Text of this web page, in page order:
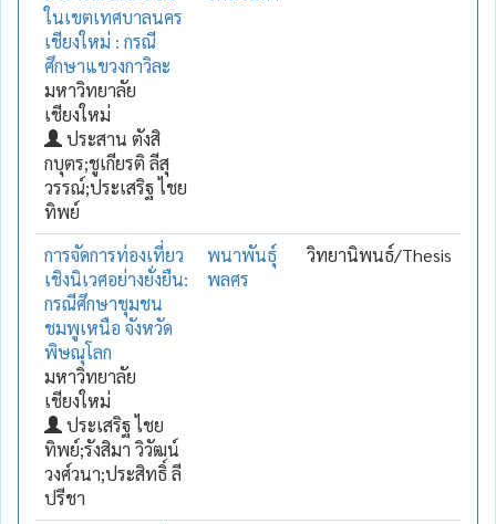
ในเขตเทศบาลนคร
เชียงใหม่ : กรณี
ศึกษาแขวงกาวิละ
มหาวิทยาลัย
เชียงใหม่
ประสาน ตังสิ
กบุตร;ชูเกียรติ ลีสุ
วรรณ์;ประเสริฐ ไชย
ทิพย์
การจัดการท่องเที่ยว
เชิงนิเวศอย่างยั่งยืน:
กรณีศึกษาชุมชน
ชมพูเหนือ จังหวัด
พิษณุโลก
มหาวิทยาลัย
เชียงใหม่
ประเสริฐ ไชย
ทิพย์;รังสิมา วิวัฒน์
วงศ์วนา;ประสิทธิ์ ลี
ปรีชา
พนาพันธุ์
พลศร
วิทยานิพนธ์/Thesis